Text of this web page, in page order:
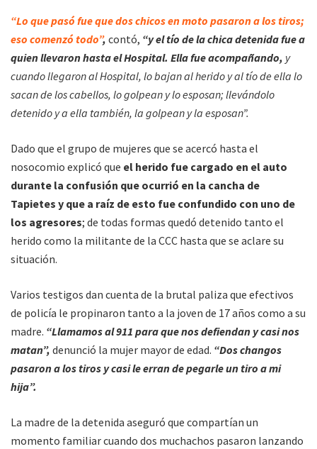
“Lo que pasó fue que dos chicos en moto pasaron a los tiros;
eso comenzó todo”, contó, “y el tío de la chica detenida fue a
quien llevaron hasta el Hospital. Ella fue acompañando, y
cuando llegaron al Hospital, lo bajan al herido y al tío de ella lo
sacan de los cabellos, lo golpean y lo esposan; llevándolo
detenido y a ella también, la golpean y la esposan”.
Dado que el grupo de mujeres que se acercó hasta el
nosocomio explicó que el herido fue cargado en el auto
durante la confusión que ocurrió en la cancha de
Tapietes y que a raíz de esto fue confundido con uno de
los agresores; de todas formas quedó detenido tanto el
herido como la militante de la CCC hasta que se aclare su
situación.
Varios testigos dan cuenta de la brutal paliza que efectivos
de policía le propinaron tanto a la joven de 17 años como a su
madre. “Llamamos al 911 para que nos defiendan y casi nos
matan”, denunció la mujer mayor de edad. “Dos changos
pasaron a los tiros y casi le erran de pegarle un tiro a mi
hija”.
La madre de la detenida aseguró que compartían un
momento familiar cuando dos muchachos pasaron lanzando